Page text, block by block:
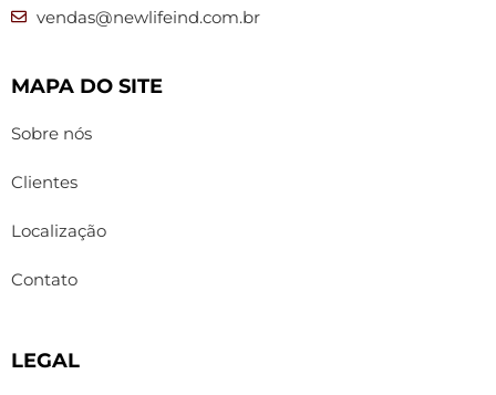
vendas@newlifeind.com.br
MAPA DO SITE
Sobre nós
Clientes
Localização
Contato
LEGAL